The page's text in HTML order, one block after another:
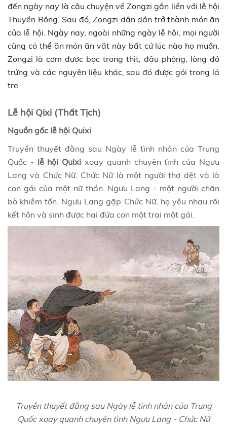
đến ngày nay là câu chuyện về Zongzi gắn liền với lễ hội
Thuyền Rồng. Sau đó, Zongzi dần dần trở thành món ăn
của lễ hội. Ngày nay, ngoài những ngày lễ hội, mọi người
cũng có thể ăn món ăn vặt này bất cứ lúc nào họ muốn.
Zongzi là cơm được bọc trong thịt, đậu phộng, lòng đỏ
trứng và các nguyên liệu khác, sau đó được gói trong lá
tre.
Lễ hội Qixi (Thất Tịch)
Nguồn gốc lễ hội Quixi
Truyền thuyết đằng sau Ngày lễ tình nhân của Trung
Quốc - lễ hội Quixi xoay quanh chuyện tình của Ngưu
Lang và Chức Nữ. Chức Nữ là một người thợ dệt và là
con gái của một nữ thần. Ngưu Lang - một người chăn
bò khiêm tốn. Ngưu Lang gặp Chức Nữ, họ yêu nhau rồi
kết hôn và sinh được hai đứa con một trai một gái.
Truyền thuyết đằng sau Ngày lễ tình nhân của Trung
Quốc xoay quanh chuyện tình Ngưu Lang - Chức Nữ